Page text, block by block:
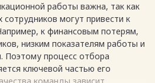
формирования команды
52
команды проекта OOO «Зима»
рекомендаций по
работы важна, так как
могут привести к
к финансовым потерям,
низким показателям работы и
Поэтому процесс отбора
ключевой частью его